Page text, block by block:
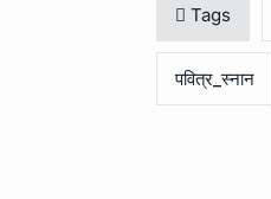
Tags
पवित्र_स्नान